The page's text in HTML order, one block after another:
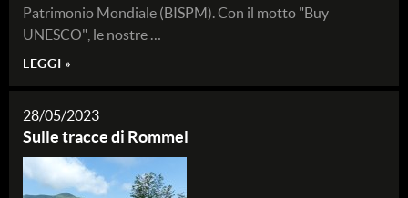
Patrimonio Mondiale (BISPM). Con il motto "Buy
UNESCO", le nostre …
LEGGI »
28/05/2023
Sulle tracce di Rommel